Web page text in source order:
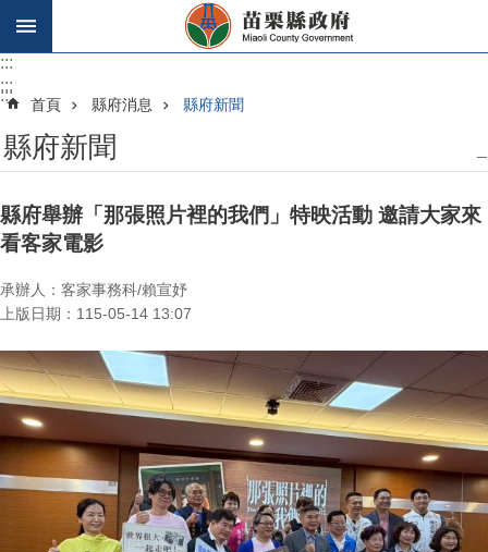
跳到主要內容區塊
:::
:::
::: 首頁 縣府消息 縣府新聞
縣府新聞
縣府舉辦「那張照片裡的我們」特映活動 邀請大家來
看客家電影
承辦人：客家事務科/賴宣妤
上版日期：115-05-14 13:07